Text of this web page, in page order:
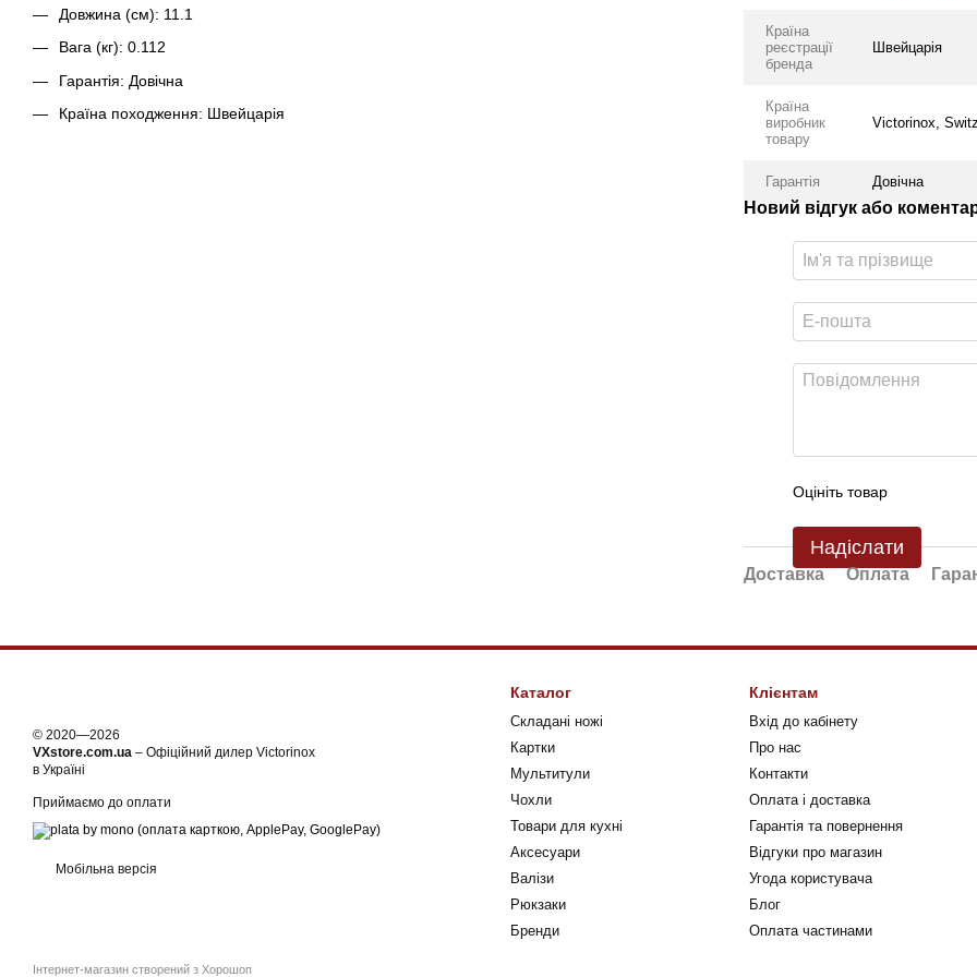
Довжина (см): 11.1
Вага (кг): 0.112
Гарантія: Довічна
Країна походження: Швейцарія
Країна
реєстрації
бренда
Швейцарія
Країна
виробник
товару
Victorinox,
Гарантія Довічна
Новий відгук або
Оцініть товар
Надіслати
Доставка Оплата
© 2020—2026
VXstore.com.ua – Офіційний дилер Victorinox
в Україні
Приймаємо до оплати
Мобільна версія
Інтернет-магазин створений з Хорошоп
Каталог
Складані ножі
Картки
Мультитули
Чохли
Товари для кухні
Аксесуари
Валізи
Рюкзаки
Бренди
Клієнтам
Вхід до кабінету
Про нас
Контакти
Оплата і доставка
Гарантія та повернення
Відгуки про магазин
Угода користувача
Блог
Оплата частинами